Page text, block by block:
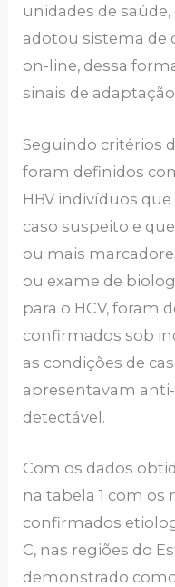
unidades de saúde,
adotou sistema de
on-line, dessa
sinais de
Seguindo critérios
foram definidos
HBV indivíduos
caso suspeito e
ou mais
ou exame de
para o HCV, foram
confirmados sob
as condições de
apresentavam anti-
detectável.
Com os dados
na tabela 1 com os
confirmados
C, nas regiões do
demonstrado